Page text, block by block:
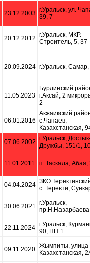
23.12.2003 г.Уральск, ул.
39, 7
20.12.2012 г.Уральск, МКР.
Строитель, 5, 37
20.09.2024 г.Уральск,
11.05.2023
Бурлинский
г.Аксай, 2
2
06.01.2016
Акжаикский
с.Чапаев,
Казахстанская,
07.06.2002 г.Уральск,
Дружбы, 151/1,
11.01.2011 п. Таскала, Абая,
04.04.2024 ЗКО
с. Теректи,
30.06.2021 г.Уральск,
22.11.2024 г.Уральск,
90, НП 1
09.11.2020 Жымпиты, улица
Казахстанская,